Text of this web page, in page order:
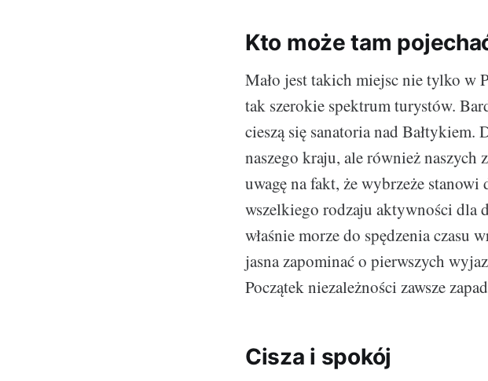
Kto może tam
Mało jest takich miejsc nie tylko w
tak szerokie spektrum turystów.
cieszą się sanatoria nad
naszego kraju, ale również
uwagę na fakt, że wybrzeże
wszelkiego rodzaju aktywności dla
właśnie morze do spędzenia czasu
jasna zapominać o pierwszych
Początek niezależności zawsze
Cisza i spokój